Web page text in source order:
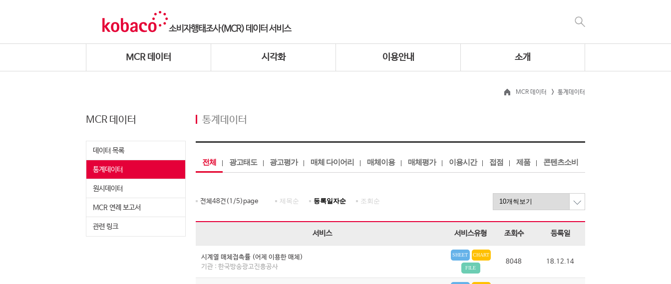
MCR 데이터 시각화 이용안내 소개
MCR 데이터 통계데이터
MCR 데이터
데이터 목록
통계데이터
원시데이터
MCR 연례 보고서
관련 링크
통계데이터
전체 광고태도 광고평가 매체 다이어리 매체이용 매체평가 이용시간 접점 제품 콘텐츠소비
전체 48건(1 /5)page 제목순 등록일자순 조회순
서비스 서비스유형 조회수 등록일
시계열 매체접촉률 (어제 이용한 매체)
기관 : 한국방송광고진흥공사
SHEET CHART
FILE
8048 18.12.14